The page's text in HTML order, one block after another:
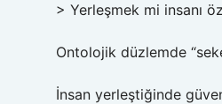
> Yerleşmek mi insanı
Ontolojik düzlemde
İnsan yerleştiğinde